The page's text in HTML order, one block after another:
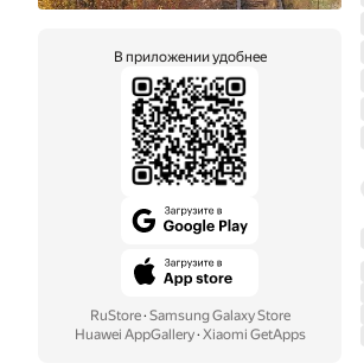
В приложении удобнее
RuStore· Samsung Galaxy Store
Huawei AppGallery· Xiaomi GetApps